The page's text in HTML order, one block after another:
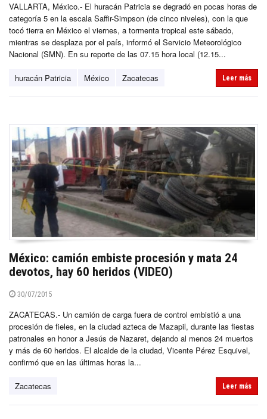
VALLARTA, México.- El huracán Patricia se degradó en pocas horas de
categoría 5 en la escala Saffir-Simpson (de cinco niveles), con la que
tocó tierra en México el viernes, a tormenta tropical este sábado,
mientras se desplaza por el país, informó el Servicio Meteorológico
Nacional (SMN). En su reporte de las 07.15 hora local (12.15...
huracán Patricia México Zacatecas Leer más
México: camión embiste procesión y mata 24
devotos, hay 60 heridos (VIDEO)
30/07/2015
ZACATECAS.- Un camión de carga fuera de control embistió a una
procesión de fieles, en la ciudad azteca de Mazapil, durante las fiestas
patronales en honor a Jesús de Nazaret, dejando al menos 24 muertos
y más de 60 heridos. El alcalde de la ciudad, Vicente Pérez Esquivel,
confirmó que en las últimas horas la...
Zacatecas Leer más